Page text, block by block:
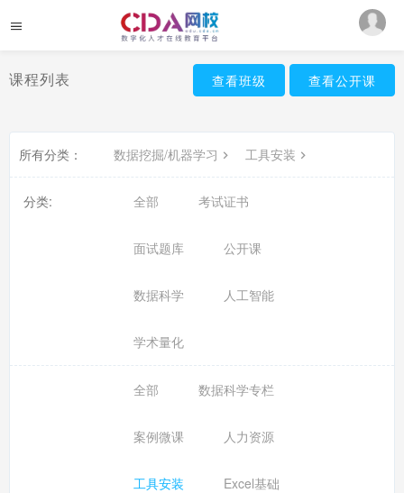
课程列表 查看班级 查看公开课
所有分类： 数据挖掘/机器学习 工具安装
分类: 全部 考试证书
面试题库 公开课
数据科学 人工智能
学术量化
全部 数据科学专栏
案例微课 人力资源
工具安装 Excel基础